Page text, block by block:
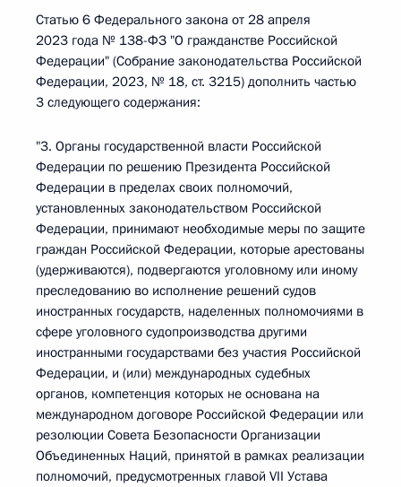
Статью 6 Федерального закона от 28 апреля
2023 года № 138-ФЗ "О гражданстве Российской
Федерации" (Собрание законодательства Российской
Федерации, 2023, № 18, ст. 3215) дополнить частью
3 следующего содержания:
"3. Органы государственной власти Российской
Федерации по решению Президента Российской
Федерации в пределах своих полномочий,
установленных законодательством Российской
Федерации, принимают необходимые меры по защите
граждан Российской Федерации, которые арестованы
(удерживаются), подвергаются уголовному или иному
преследованию во исполнение решений судов
иностранных государств, наделенных полномочиями в
сфере уголовного судопроизводства другими
иностранными государствами без участия Российской
Федерации, и (или) международных судебных
органов, компетенция которых не основана на
международном договоре Российской Федерации или
резолюции Совета Безопасности Организации
Объединенных Наций, принятой в рамках реализации
полномочий, предусмотренных главой VII Устава